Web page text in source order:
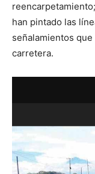
han pintado las
señalamientos
carretera.